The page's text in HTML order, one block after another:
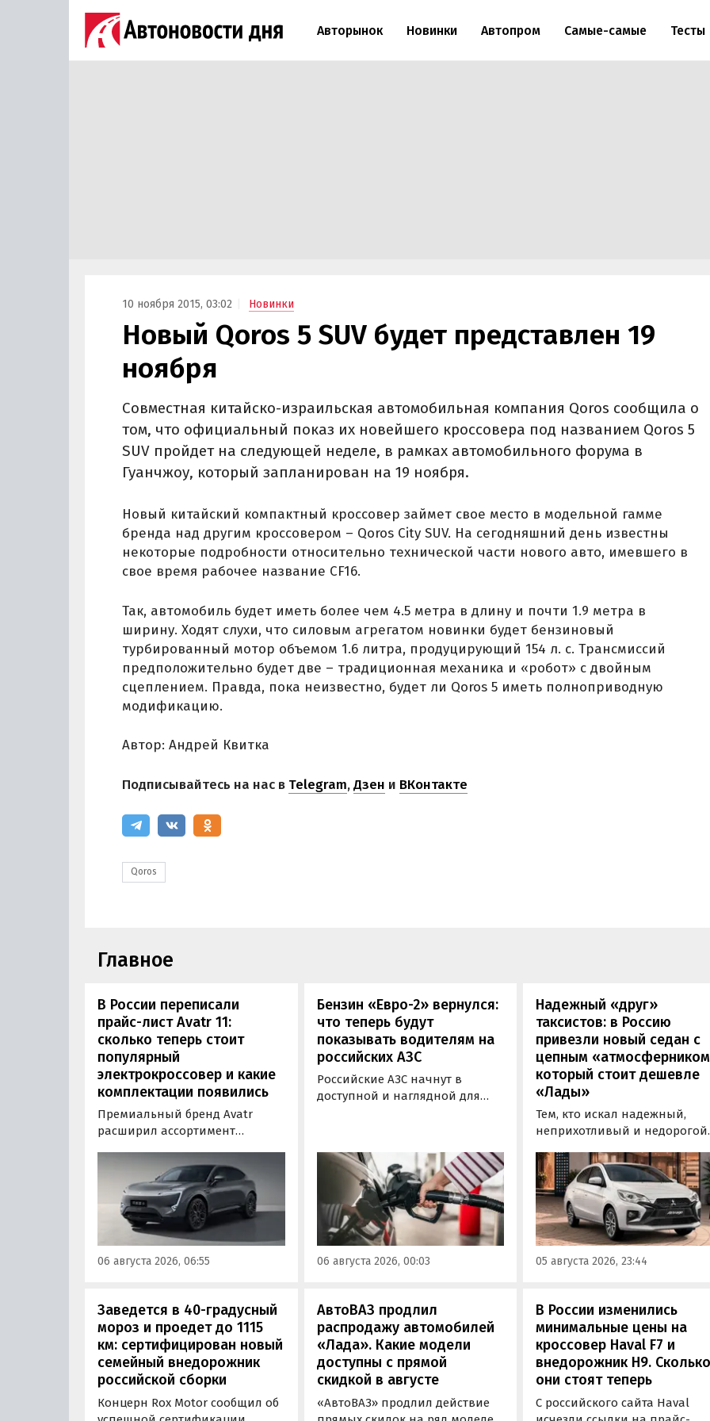
Авторынок Новинки Автопром Самые-самые Тесты
10 ноября 2015, 03:02 Новинки
Новый Qoros 5 SUV будет представлен 19
ноября
Совместная китайско-израильская автомобильная компания Qoros сообщила о
том, что официальный показ их новейшего кроссовера под названием Qoros 5
SUV пройдет на следующей неделе, в рамках автомобильного форума в
Гуанчжоу, который запланирован на 19 ноября.
Новый китайский компактный кроссовер займет свое место в модельной гамме
бренда над другим кроссовером – Qoros City SUV. На сегодняшний день известны
некоторые подробности относительно технической части нового авто, имевшего в
свое время рабочее название CF16.
Так, автомобиль будет иметь более чем 4.5 метра в длину и почти 1.9 метра в
ширину. Ходят слухи, что силовым агрегатом новинки будет бензиновый
турбированный мотор объемом 1.6 литра, продуцирующий 154 л. с. Трансмиссий
предположительно будет две – традиционная механика и «робот» с двойным
сцеплением. Правда, пока неизвестно, будет ли Qoros 5 иметь полноприводную
модификацию.
Автор: Андрей Квитка
Подписывайтесь на нас в Telegram,Дзен и ВКонтакте
Qoros
Главное
В России переписали
прайс-лист Avatr 11:
сколько теперь стоит
популярный
электрокроссовер и какие
комплектации появились
Премиальный бренд Avatr
расширил ассортимент
кроссовера Avatr 11 в России
версиями 2026 года. Вместе с
этим из его прайс-листа
исчезло единственное
заднеприводное исполнение,
а минимальная цена модели
выросла на 760 тыс. рублей,
06 августа 2026, 06:55
Бензин «Евро-2» вернулся:
что теперь будут
показывать водителям на
российских АЗС
Российские АЗС начнут в
доступной и наглядной для
отпускаемого топлива. Это
позволит автовладельцам
осознанно выбрать топливо
определенного класса — от
«Евро-2» до «Евро-5»,
сообщили в Минэнерго РФ.
06 августа 2026, 00:03
Надежный «друг»
таксистов: в Россию
привезли новый седан с
цепным
который стоит дешевле
«Лады»
Тем, кто искал надежный,
неприхотливый и недорогой
может подойти популярный
азиатских таксистов седан
Mitsubishi Attrage. В Таиланде
он стоит от 1 380 000 рублей
текущему курсу, а «частник»
Екатеринбурга просит за
600 000 рублей, узнали
05 августа 2026, 23:44
Заведется в 40-градусный
мороз и проедет до 1115
км: сертифицирован новый
семейный внедорожник
российской сборки
Концерн Rox Motor сообщил об
АвтоВАЗ продлил
распродажу автомобилей
«Лада». Какие модели
доступны с прямой
скидкой в августе
«АвтоВАЗ» продлил действие
В России изменились
минимальные цены на
кроссовер Haval F7 и
внедорожник H9.
они стоят теперь
С российского сайта Haval